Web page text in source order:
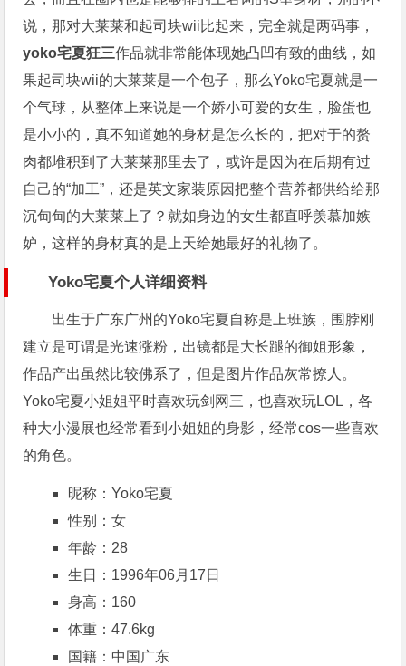
说，那对大莱莱和起司块wii比起来，完全就是两码事，
yoko宅夏狂三作品就非常能体现她凸凹有致的曲线，如
果起司块wii的大莱莱是一个包子，那么Yoko宅夏就是一
个气球，从整体上来说是一个娇小可爱的女生，脸蛋也
是小小的，真不知道她的身材是怎么长的，把对于的赘
肉都堆积到了大莱莱那里去了，或许是因为在后期有过
自己的“加工”，还是英文家装原因把整个营养都供给给那
沉甸甸的大莱莱上了？就如身边的女生都直呼羡慕加嫉
妒，这样的身材真的是上天给她最好的礼物了。
Yoko宅夏个人详细资料
出生于广东广州的Yoko宅夏自称是上班族，围脖刚
建立是可谓是光速涨粉，出镜都是大长蹆的御姐形象，
作品产出虽然比较佛系了，但是图片作品灰常撩人。
Yoko宅夏小姐姐平时喜欢玩剑网三，也喜欢玩LOL，各
种大小漫展也经常看到小姐姐的身影，经常cos一些喜欢
的角色。
昵称：Yoko宅夏
性别：女
年龄：28
生日：1996年06月17日
身高：160
体重：47.6kg
国籍：中国广东